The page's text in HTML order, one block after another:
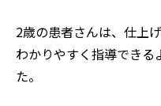
2歳の患者さんは、仕上
わかりやすく指導できる
た。